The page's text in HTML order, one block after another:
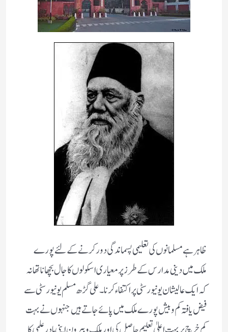
ظاہر ہے مسلمانوں کی تعلیمی پسماندگی دور کرنے کے لئے پورے
ملک میں دینی مدارس کے طرز پر معیاری اسکولوں کا جال بچھانا تھا نہ
کہ ایک عالیشان یونیورسٹی پر اکتفاء کرنا۔ علی گڑھ مسلم یونیورسٹی سے
فیض یافتہ کم و بیش پورے ملک میں پائے جاتے ہیں جنہوں نے بہت